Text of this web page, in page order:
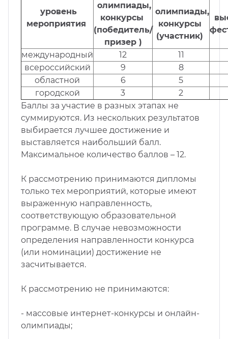
уровень
мероприятия
олимпиады,
конкурсы
(победитель/
призер )
олимпиады,
конкурсы
(участник)
международный 12
11
всероссийский
9
8
областной
6
5
городской
3
2
Бaллы за yчacтиe в paзныx этaпax нe
cyммиpyютcя. Из нескольких результатов
выбирается лучшее достижение и
выставляется наибольший балл.
Максимальное количество баллов – 12.
К рассмотрению принимаются дипломы
только тех мероприятий, которые имеют
выраженную направленность,
соответствующую образовательной
программе. В случае невозможности
определения направленности конкурса
(или номинации) достижение не
засчитывается.
К рассмотрению не принимаются:
- массовые интернет-конкурсы и онлайн-
олимпиады;